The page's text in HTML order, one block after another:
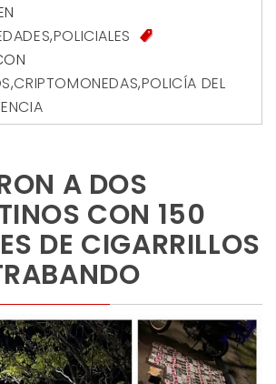
,POLICIALES
,CRIPTOMONEDAS,POLICÍA DEL
A DOS
CON 150
DE CIGARRILLOS